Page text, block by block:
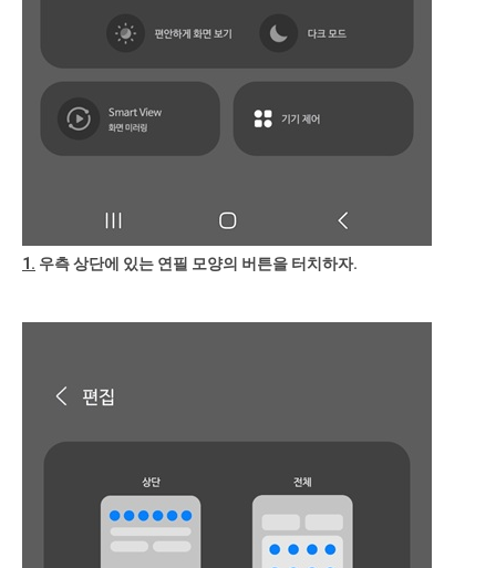
1. 우측 상단에 있는 연필 모양의 버튼을 터치하자.